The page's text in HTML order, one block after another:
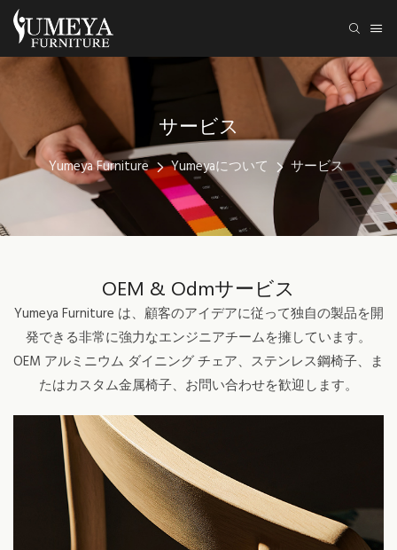
サービス
Yumeya Furniture Yumeyaについて サービス
OEM & Odmサービス
Yumeya Furniture は、顧客のアイデアに従って独自の製品を開
発できる非常に強力なエンジニアチームを擁しています。
OEM アルミニウム ダイニング チェア、ステンレス鋼椅子、ま
たはカスタム金属椅子、お問い合わせを歓迎します。